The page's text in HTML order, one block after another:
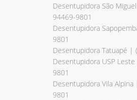
Desentupidora São
94469-9801
Desentupidora
9801
Desentupidora Tatuapé |
Desentupidora USP
9801
Desentupidora Vila
9801